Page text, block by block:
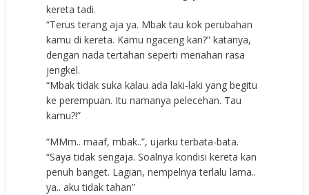
kereta tadi.
“Terus terang aja ya. Mbak tau kok perubahan
kamu di kereta. Kamu ngaceng kan?” katanya,
dengan nada tertahan seperti menahan rasa
jengkel.
“Mbak tidak suka kalau ada laki-laki yang begitu
ke perempuan. Itu namanya pelecehan. Tau
kamu?!”
“MMm.. maaf, mbak..”, ujarku terbata-bata.
“Saya tidak sengaja. Soalnya kondisi kereta kan
penuh banget. Lagian, nempelnya terlalu lama..
ya.. aku tidak tahan”